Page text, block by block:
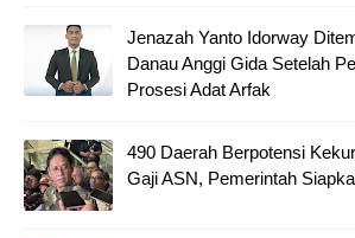
Jenazah Yanto Idorway
Danau Anggi Gida Setelah
Prosesi Adat Arfak
490 Daerah Berpotensi
Gaji ASN, Pemerintah